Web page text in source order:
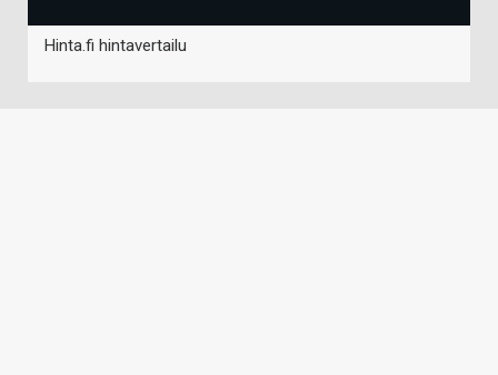
Hinta.fi hintavertailu